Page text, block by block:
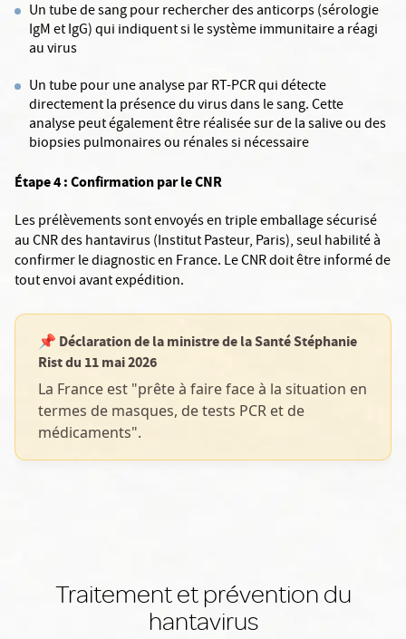
Un tube de sang pour rechercher des anticorps (sérologie
IgM et IgG) qui indiquent si le système immunitaire a réagi
au virus
Un tube pour une analyse par RT-PCR qui détecte
directement la présence du virus dans le sang. Cette
analyse peut également être réalisée sur de la salive ou des
biopsies pulmonaires ou rénales si nécessaire
Étape 4 : Confirmation par le CNR
Les prélèvements sont envoyés en triple emballage sécurisé
au CNR des hantavirus (Institut Pasteur, Paris), seul habilité à
confirmer le diagnostic en France. Le CNR doit être informé de
tout envoi avant expédition.
📌 Déclaration de la ministre de la Santé Stéphanie
Rist du 11 mai 2026
La France est "prête à faire face à la situation en
termes de masques, de tests PCR et de
médicaments".
Traitement et prévention du
hantavirus